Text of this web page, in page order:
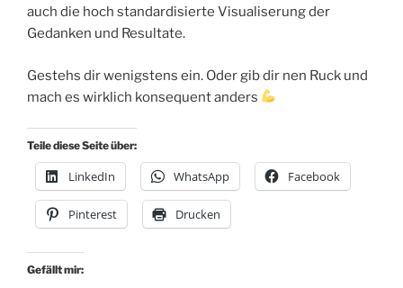
auch die hoch standardisierte Visualiserung der
Gedanken und Resultate.
Gestehs dir wenigstens ein. Oder gib dir nen Ruck und
mach es wirklich konsequent anders
Teile diese Seite über:
LinkedIn WhatsApp Facebook
Pinterest Drucken
Gefällt mir: